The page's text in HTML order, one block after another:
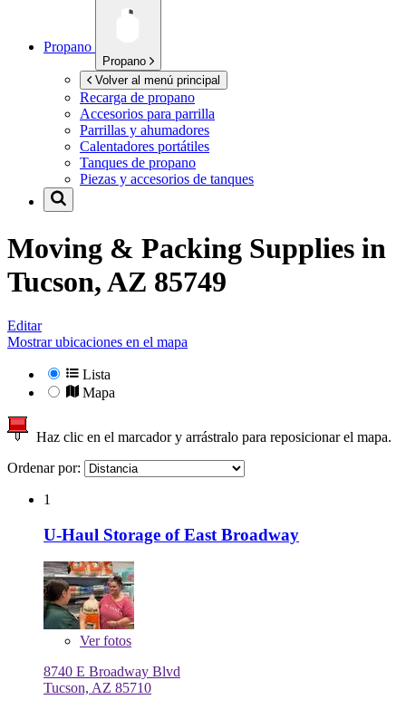
Propano
Propano
Volver al menú principal
Recarga de propano
Accesorios para parrilla
Parrillas y ahumadores
Calentadores portátiles
Tanques de propano
Piezas y accesorios de tanques
Moving & Packing Supplies in
Tucson, AZ 85749
Editar
Mostrar ubicaciones en el mapa
Lista
Mapa
Haz clic en el marcador y arrástralo para reposicionar el mapa.
Ordenar por:
1
U-Haul Storage of East Broadway
Verfotos
8740 E Broadway Blvd
Tucson, AZ 85710